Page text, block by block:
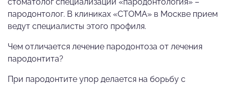
пародонтолог. В клиниках «СТОМА» в Москве прием
ведут специалисты этого профиля.
Чем отличается лечение пародонтоза от лечения
пародонтита?
При пародонтите упор делается на борьбу с